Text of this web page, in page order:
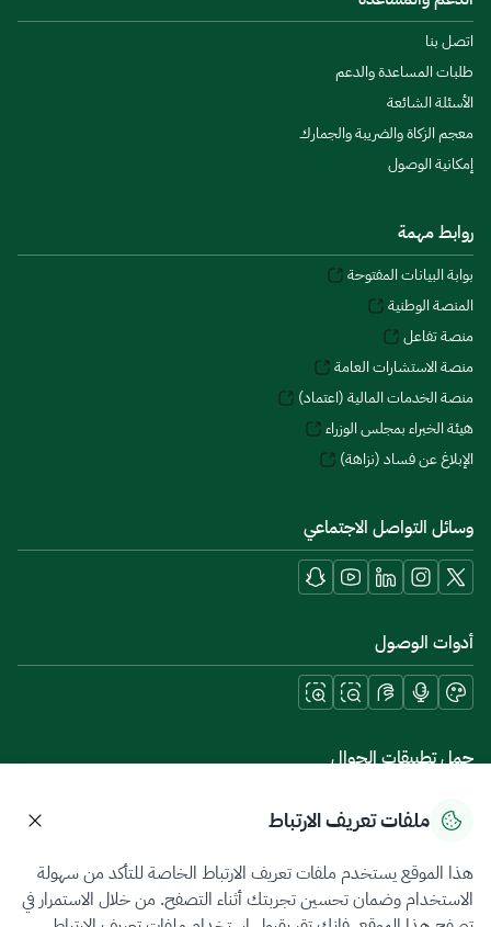
اتصل بنا
طلبات المساعدة والدعم
الأسئلة الشائعة
معجم الزكاة والضريبة والجمارك
إمكانية الوصول
روابط مهمة
بوابة البيانات المفتوحة
المنصة الوطنية
منصة تفاعل
منصة الاستشارات العامة
منصة الخدمات المالية (اعتماد)
هيئة الخبراء بمجلس الوزراء
الإبلاغ عن فساد (نزاهة)
وسائل التواصل الاجتماعي
أدوات الوصول
حمل تطبيقات الجوال
سياسة الخصوصيةشروط الاستخدامخريطة الموقع
ملفات تعريف الارتباط
هذا الموقع يستخدم ملفات تعريف الارتباط الخاصة للتأكد من سهولة
الاستخدام وضمان تحسين تجربتك أثناء التصفح. من خلال الاستمرار في